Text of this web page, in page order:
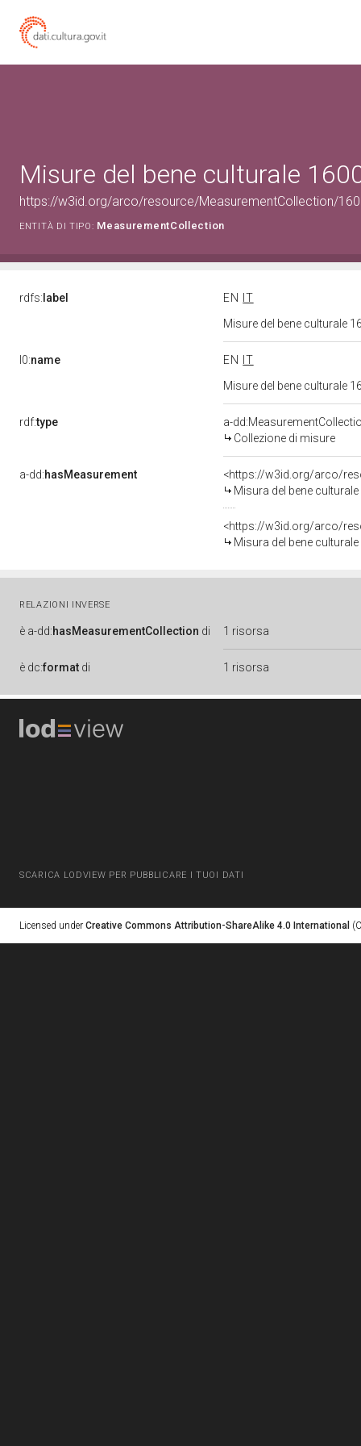
Misure del bene culturale
https://w3id.org/arco/resource/MeasurementCollection/
ENTITÀ DI TIPO: MeasurementCollection
rdfs: label EN
IT
Misure del bene culturale
l0:name EN
IT
Misure del bene culturale
rdf:type
a-
Collezione di misure
a-dd:hasMeasurement
<https://w3id.org/arco/
Misura del bene
<https://w3id.org/arco/
Misura del bene
RELAZIONI INVERSE
è a-dd:hasMeasurementCollection di 1 risorsa
è dc:format di 1 risorsa
SCARICA LODVIEW PER PUBBLICARE I TUOI DATI
Licensed under Creative Commons Attribution-ShareAlike 4.0 International